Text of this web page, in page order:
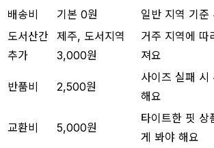
배송비
기본 0원
일반 지역 기준
도서산간
추가
제주, 도서지역
3,000원
거주 지역에 따
져요
반품비 2,500원
사이즈 실패 시
해요
교환비 5,000원
타이트한 핏 상
게 봐야 해요